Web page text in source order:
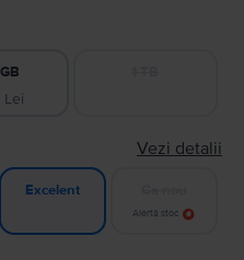
Lei
Vezi detalii
Excelent
Alertă stoc